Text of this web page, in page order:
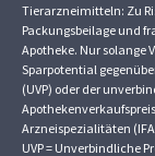
Tierarzneimitteln: Zu
Packungsbeilage und
Apotheke. Nur solange
Sparpotential
(UVP) oder der
Arzneispezialitäten
UVP = Unverbindliche